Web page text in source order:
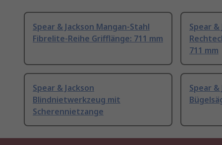
Spear & Jackson Mangan-Stahl
Fibrelite-Reihe Grifflänge: 711 mm
Spear
711 mm
Spear & Jackson
Blindnietwerkzeug mit
Scherennietzange
Spear &